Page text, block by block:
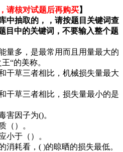
请核对试题后再购买】
中抽取的，，请按题目关键词查
目中的关键词，不要输入整个题
量多，是最常用而且用量最大的
“的美称。
干草三者相比，机械损失量最大
干草三者相比，损失量最小的是
害因子为()。
（）。
小于（）。
消耗看，( )的晾晒的损失最低。